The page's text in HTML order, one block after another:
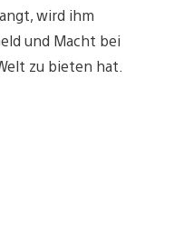
wird ihm
und Macht bei
zu bieten hat.